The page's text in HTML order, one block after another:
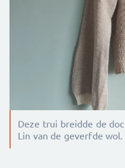
Deze trui breidde de
Lin van de geverfde